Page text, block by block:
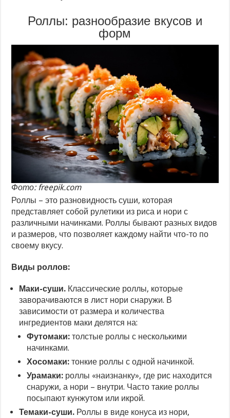
Роллы: разнообразие вкусов и
форм
Фото: freepik.com
Роллы – это разновидность суши, которая
представляет собой рулетики из риса и нори с
различными начинками. Роллы бывают разных видов
и размеров, что позволяет каждому найти что-то по
своему вкусу.
Виды роллов:
Маки-суши. Классические роллы, которые
заворачиваются в лист нори снаружи. В
зависимости от размера и количества
ингредиентов маки делятся на:
Футомаки: толстые роллы с несколькими
начинками.
Хосомаки: тонкие роллы с одной начинкой.
Урамаки: роллы «наизнанку», где рис находится
снаружи, а нори – внутри. Часто такие роллы
посыпают кунжутом или икрой.
Темаки-суши. Роллы в виде конуса из нори,